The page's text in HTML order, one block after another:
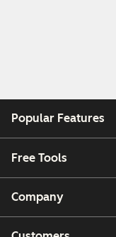
Popular Features
Free Tools
Company